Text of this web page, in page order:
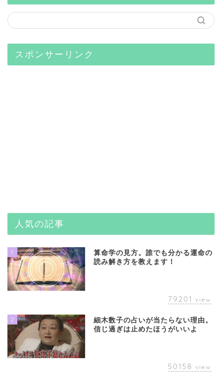
スポンサーリンク
人気の記事
1
算命学の見方。誰でも分かる運命の
読み解き方を教えます！
79201 view
2
細木数子の占いが当たらない理由。
信じ過ぎは止めたほうがいいよ
50158 view